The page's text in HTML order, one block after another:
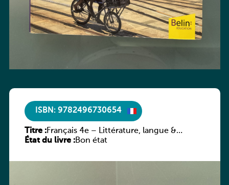
ISBN: 9782496730654
Titre :Français 4e – Littérature, langue &
méthodes
État du livre :Bon état